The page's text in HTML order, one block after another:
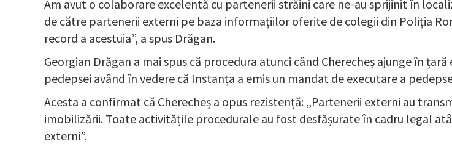
Am avut o colaborare excelentă cu partenerii străini care ne-au sprijinit în
de către partenerii externi pe baza informațiilor oferite de colegii din Poliția
record a acestuia”, a spus Drăgan.
Georgian Drăgan a mai spus că procedura atunci când Cherecheș ajunge în
pedepsei având în vedere că Instanța a emis un mandat de executare a
Acesta a confirmat că Cherecheș a opus rezistență: „Partenerii externi au
imobilizării. Toate activitățile procedurale au fost desfășurate în cadru legal
externi”.